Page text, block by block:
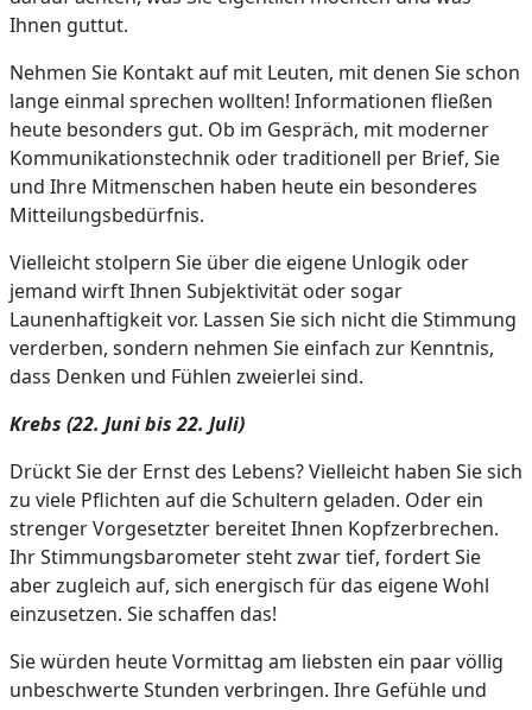
Ihnen guttut.
Nehmen Sie Kontakt auf mit Leuten, mit denen Sie schon
lange einmal sprechen wollten! Informationen fließen
heute besonders gut. Ob im Gespräch, mit moderner
Kommunikationstechnik oder traditionell per Brief, Sie
und Ihre Mitmenschen haben heute ein besonderes
Mitteilungsbedürfnis.
Vielleicht stolpern Sie über die eigene Unlogik oder
jemand wirft Ihnen Subjektivität oder sogar
Launenhaftigkeit vor. Lassen Sie sich nicht die Stimmung
verderben, sondern nehmen Sie einfach zur Kenntnis,
dass Denken und Fühlen zweierlei sind.
Krebs (22. Juni bis 22. Juli)
Drückt Sie der Ernst des Lebens? Vielleicht haben Sie sich
zu viele Pflichten auf die Schultern geladen. Oder ein
strenger Vorgesetzter bereitet Ihnen Kopfzerbrechen.
Ihr Stimmungsbarometer steht zwar tief, fordert Sie
aber zugleich auf, sich energisch für das eigene Wohl
einzusetzen. Sie schaffen das!
Sie würden heute Vormittag am liebsten ein paar völlig
unbeschwerte Stunden verbringen. Ihre Gefühle und